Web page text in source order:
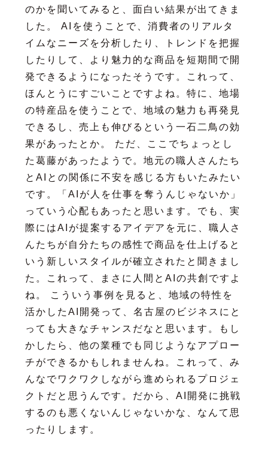
のかを聞いてみると、面白い結果が出てきま
した。 AIを使うことで、消費者のリアルタ
イムなニーズを分析したり、トレンドを把握
したりして、より魅力的な商品を短期間で開
発できるようになったそうです。これって、
ほんとうにすごいことですよね。特に、地場
の特産品を使うことで、地域の魅力も再発見
できるし、売上も伸びるという一石二鳥の効
果があったとか。 ただ、ここでちょっとし
た葛藤があったようで。地元の職人さんたち
とAIとの関係に不安を感じる方もいたみたい
です。「AIが人を仕事を奪うんじゃないか」
っていう心配もあったと思います。でも、実
際にはAIが提案するアイデアを元に、職人さ
んたちが自分たちの感性で商品を仕上げると
いう新しいスタイルが確立されたと聞きまし
た。これって、まさに人間とAIの共創ですよ
ね。 こういう事例を見ると、地域の特性を
活かしたAI開発って、名古屋のビジネスにと
っても大きなチャンスだなと思います。もし
かしたら、他の業種でも同じようなアプロー
チができるかもしれませんね。これって、み
んなでワクワクしながら進められるプロジェ
クトだと思うんです。だから、AI開発に挑戦
するのも悪くないんじゃないかな、なんて思
ったりします。